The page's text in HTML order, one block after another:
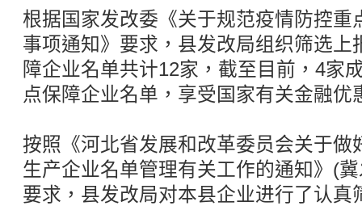
根据国家发改委《关于规范疫情防控重
事项通知》要求，县发改局组织筛选上
障企业名单共计12家，截至目前，4家
点保障企业名单，享受国家有关金融优
按照《河北省发展和改革委员会关于做
生产企业名单管理有关工作的通知》(
要求，县发改局对本县企业进行了认真